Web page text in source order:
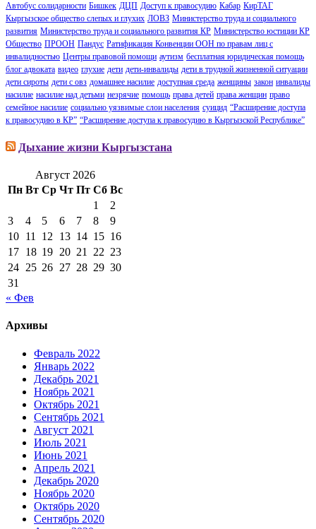
Автобус солидарности Бишкек ДЦП Доступ к правосудию Кабар КирТАГ
Кыргызское общество слепых и глухих ЛОВЗ Министерство труда и социального
развития Министерство труда и социального развития КР Министерство юстиции КР
Общество ПРООН Пандус Ратификация Конвенции ООН по правам лиц с
инвалидностью Центры правовой помощи аутизм бесплатная юридическая помощь
блог адвоката видео глухие дети дети-инвалиды дети в трудной жизненной ситуации
дети сироты дети с овз домашнее насилие доступная среда женщины закон инвалиды
насилие насилие над детьми незрячие помощь права детей права женщин право
семейное насилие социально уязвимые слои населения суицид “Расширение доступа
к правосудию в КР” “Расширение доступа к правосудию в Кыргызской Республике”
Дыхание жизни Кыргызстана
Август 2026
Пн Вт Ср Чт Пт Сб Вс
1
2
3
4 5 6 7 8
9
10 11 12 13 14 15 16
17 18 19 20 21 22 23
24 25 26 27 28 29 30
31
« Фев
Архивы
Февраль 2022
Январь 2022
Декабрь 2021
Ноябрь 2021
Октябрь 2021
Сентябрь 2021
Август 2021
Июль 2021
Июнь 2021
Апрель 2021
Декабрь 2020
Ноябрь 2020
Октябрь 2020
Сентябрь 2020